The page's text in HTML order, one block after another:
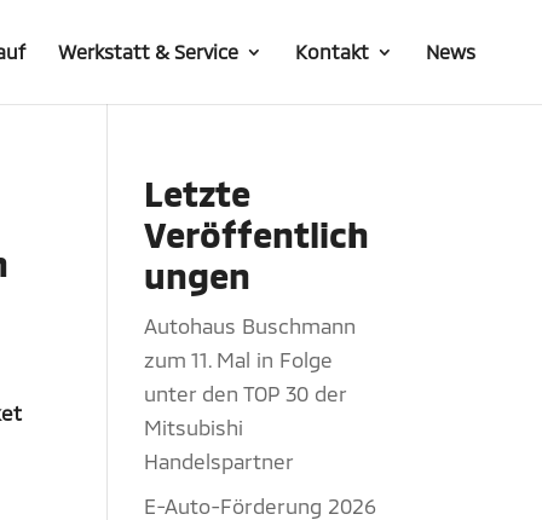
Werkstatt & Service Kontakt News
Letzte
Veröffentlich
ungen
Autohaus Buschmann
zum 11. Mal in Folge
unter den TOP 30 der
Mitsubishi
Handelspartner
E-Auto-Förderung 2026